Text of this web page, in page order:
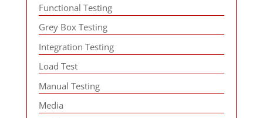
Functional Testing
Grey Box Testing
Integration Testing
Load Test
Manual Testing
Media